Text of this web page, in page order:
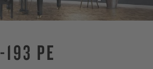
193 PE